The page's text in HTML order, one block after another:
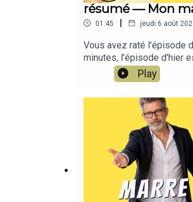
résumé — Mon
01:45 | jeudi 6 août
Vous avez raté l'épisode
minutes, l'épisode d'hier
feelgood !!! : https://
Play